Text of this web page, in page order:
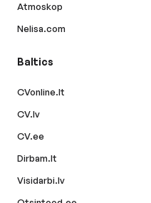
Atmoskop
Nelisa.com
Baltics
CVonline.lt
CV.lv
CV.ee
Dirbam.lt
Visidarbi.lv